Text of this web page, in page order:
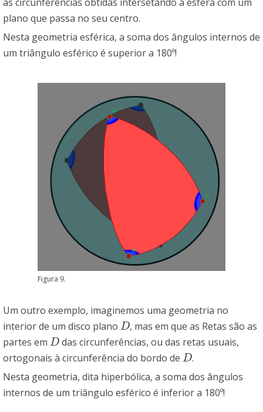
plano que passa no seu centro.
Nesta geometria esférica, a soma dos ângulos internos de
um triângulo esférico é superior a 180º!
Figura 9.
Um outro exemplo, imaginemos uma geometria no
interior de um disco plano D
D , mas em que as Retas são as
partes em D
D das circunferências, ou das retas usuais,
ortogonais à circunferência do bordo de D
D.
Nesta geometria, dita hiperbólica, a soma dos ângulos
internos de um triângulo esférico é inferior a 180º!